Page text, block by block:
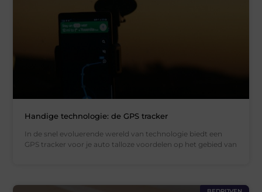
Handige technologie: de GPS tracker
In de snel evoluerende wereld van technologie biedt een
GPS tracker voor je auto talloze voordelen op het gebied van